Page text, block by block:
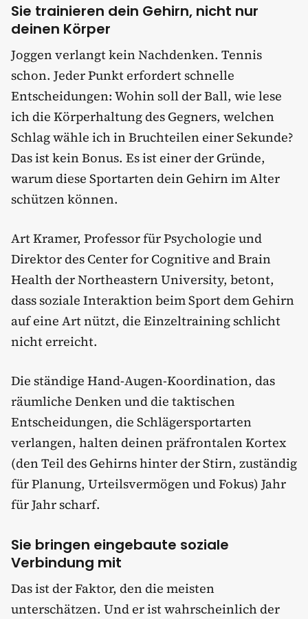
Sie trainieren dein Gehirn, nicht nur
deinen Körper
Joggen verlangt kein Nachdenken. Tennis
schon. Jeder Punkt erfordert schnelle
Entscheidungen: Wohin soll der Ball, wie lese
ich die Körperhaltung des Gegners, welchen
Schlag wähle ich in Bruchteilen einer Sekunde?
Das ist kein Bonus. Es ist einer der Gründe,
warum diese Sportarten dein Gehirn im Alter
schützen können.
Art Kramer, Professor für Psychologie und
Direktor des Center for Cognitive and Brain
Health der Northeastern University, betont,
dass soziale Interaktion beim Sport dem Gehirn
auf eine Art nützt, die Einzeltraining schlicht
nicht erreicht.
Die ständige Hand-Augen-Koordination, das
räumliche Denken und die taktischen
Entscheidungen, die Schlägersportarten
verlangen, halten deinen präfrontalen Kortex
(den Teil des Gehirns hinter der Stirn, zuständig
für Planung, Urteilsvermögen und Fokus) Jahr
für Jahr scharf.
Sie bringen eingebaute soziale
Verbindung mit
Das ist der Faktor, den die meisten
unterschätzen. Und er ist wahrscheinlich der